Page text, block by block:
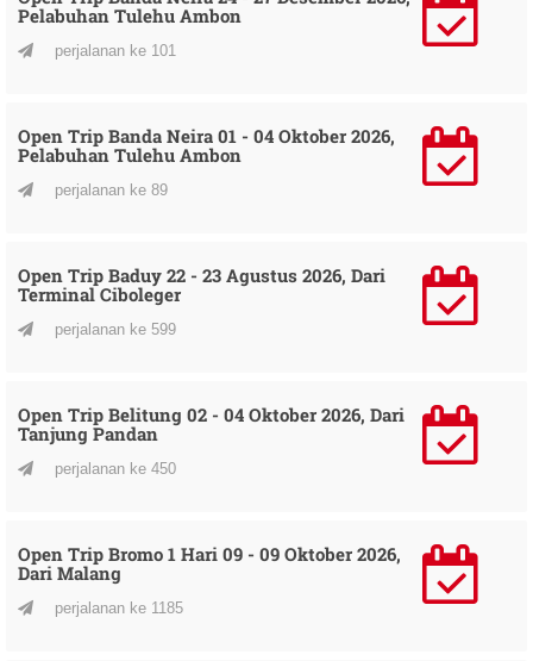
Pelabuhan Tulehu Ambon
perjalanan ke 101
Open Trip Banda Neira 01 - 04 Oktober 2026,
Pelabuhan Tulehu Ambon
perjalanan ke 89
Open Trip Baduy 22 - 23 Agustus 2026, Dari
Terminal Ciboleger
perjalanan ke 599
Open Trip Belitung 02 - 04 Oktober 2026, Dari
Tanjung Pandan
perjalanan ke 450
Open Trip Bromo 1 Hari 09 - 09 Oktober 2026,
Dari Malang
perjalanan ke 1185